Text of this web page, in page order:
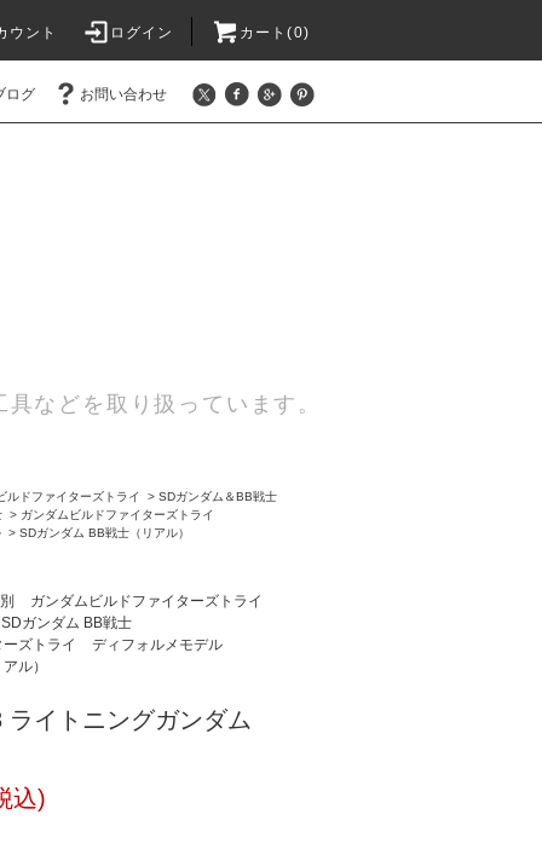
ウント ログイン カート(0)
ログ お問い合わせ
などを取り扱っています。
ルドファイターズトライ > SDガンダム＆BB戦士
> ガンダムビルドファイターズトライ
> SDガンダム BB戦士（リアル）
ガンダムビルドファイターズトライ
SDガンダム BB戦士
ズトライ
ディフォルメモデル
ル）
ライトニングガンダム
込)